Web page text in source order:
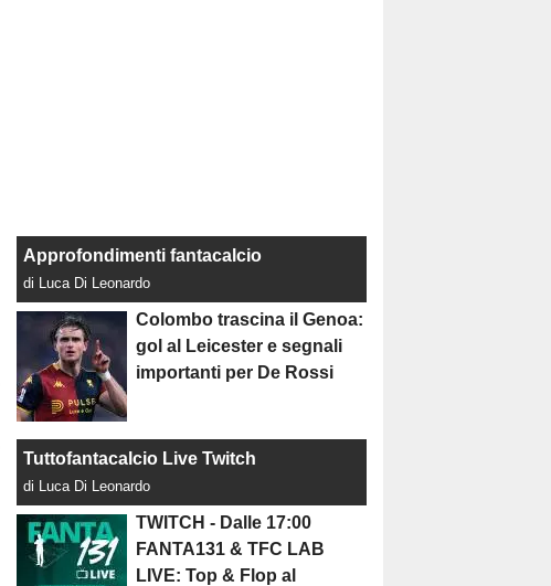
Approfondimenti fantacalcio
di Luca Di Leonardo
Colombo trascina il Genoa:
gol al Leicester e segnali
importanti per De Rossi
Tuttofantacalcio Live Twitch
di Luca Di Leonardo
TWITCH - Dalle 17:00
FANTA131 & TFC LAB
LIVE: Top & Flop al